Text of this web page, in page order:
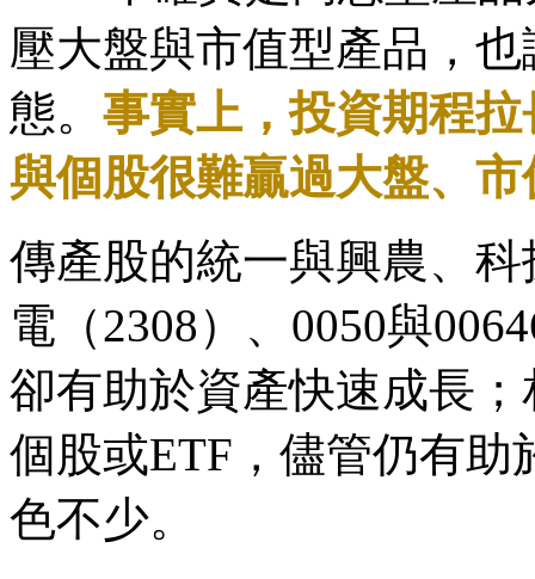
壓大盤與市值型產品，
態。 事實上，投資期程
與個股很難贏過大盤、
傳產股的統一與興農、
電（2308）、0050與
卻有助於資產快速成長
個股或ETF，儘管仍有
色不少。